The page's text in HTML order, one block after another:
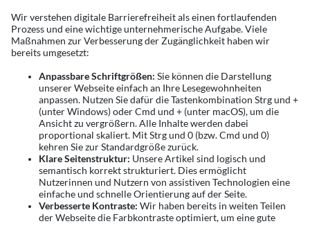
Wir verstehen digitale Barrierefreiheit als einen fortlaufenden
Prozess und eine wichtige unternehmerische Aufgabe. Viele
Maßnahmen zur Verbesserung der Zugänglichkeit haben wir
bereits umgesetzt:
Anpassbare Schriftgrößen: Sie können die Darstellung
unserer Webseite einfach an Ihre Lesegewohnheiten
anpassen. Nutzen Sie dafür die Tastenkombination Strg und +
(unter Windows) oder Cmd und + (unter macOS), um die
Ansicht zu vergrößern. Alle Inhalte werden dabei
proportional skaliert. Mit Strg und 0 (bzw. Cmd und 0)
kehren Sie zur Standardgröße zurück.
Klare Seitenstruktur: Unsere Artikel sind logisch und
semantisch korrekt strukturiert. Dies ermöglicht
Nutzerinnen und Nutzern von assistiven Technologien eine
einfache und schnelle Orientierung auf der Seite.
Verbesserte Kontraste: Wir haben bereits in weiten Teilen
der Webseite die Farbkontraste optimiert, um eine gute